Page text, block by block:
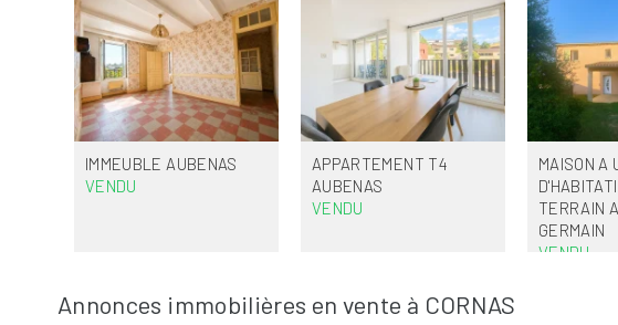
IMMEUBLE AUBENAS
VENDU
APPARTEMENT T4
AUBENAS
VENDU
MAISON A
TERRAIN
GERMAIN
VENDU
Annonces immobilières en vente à CORNAS